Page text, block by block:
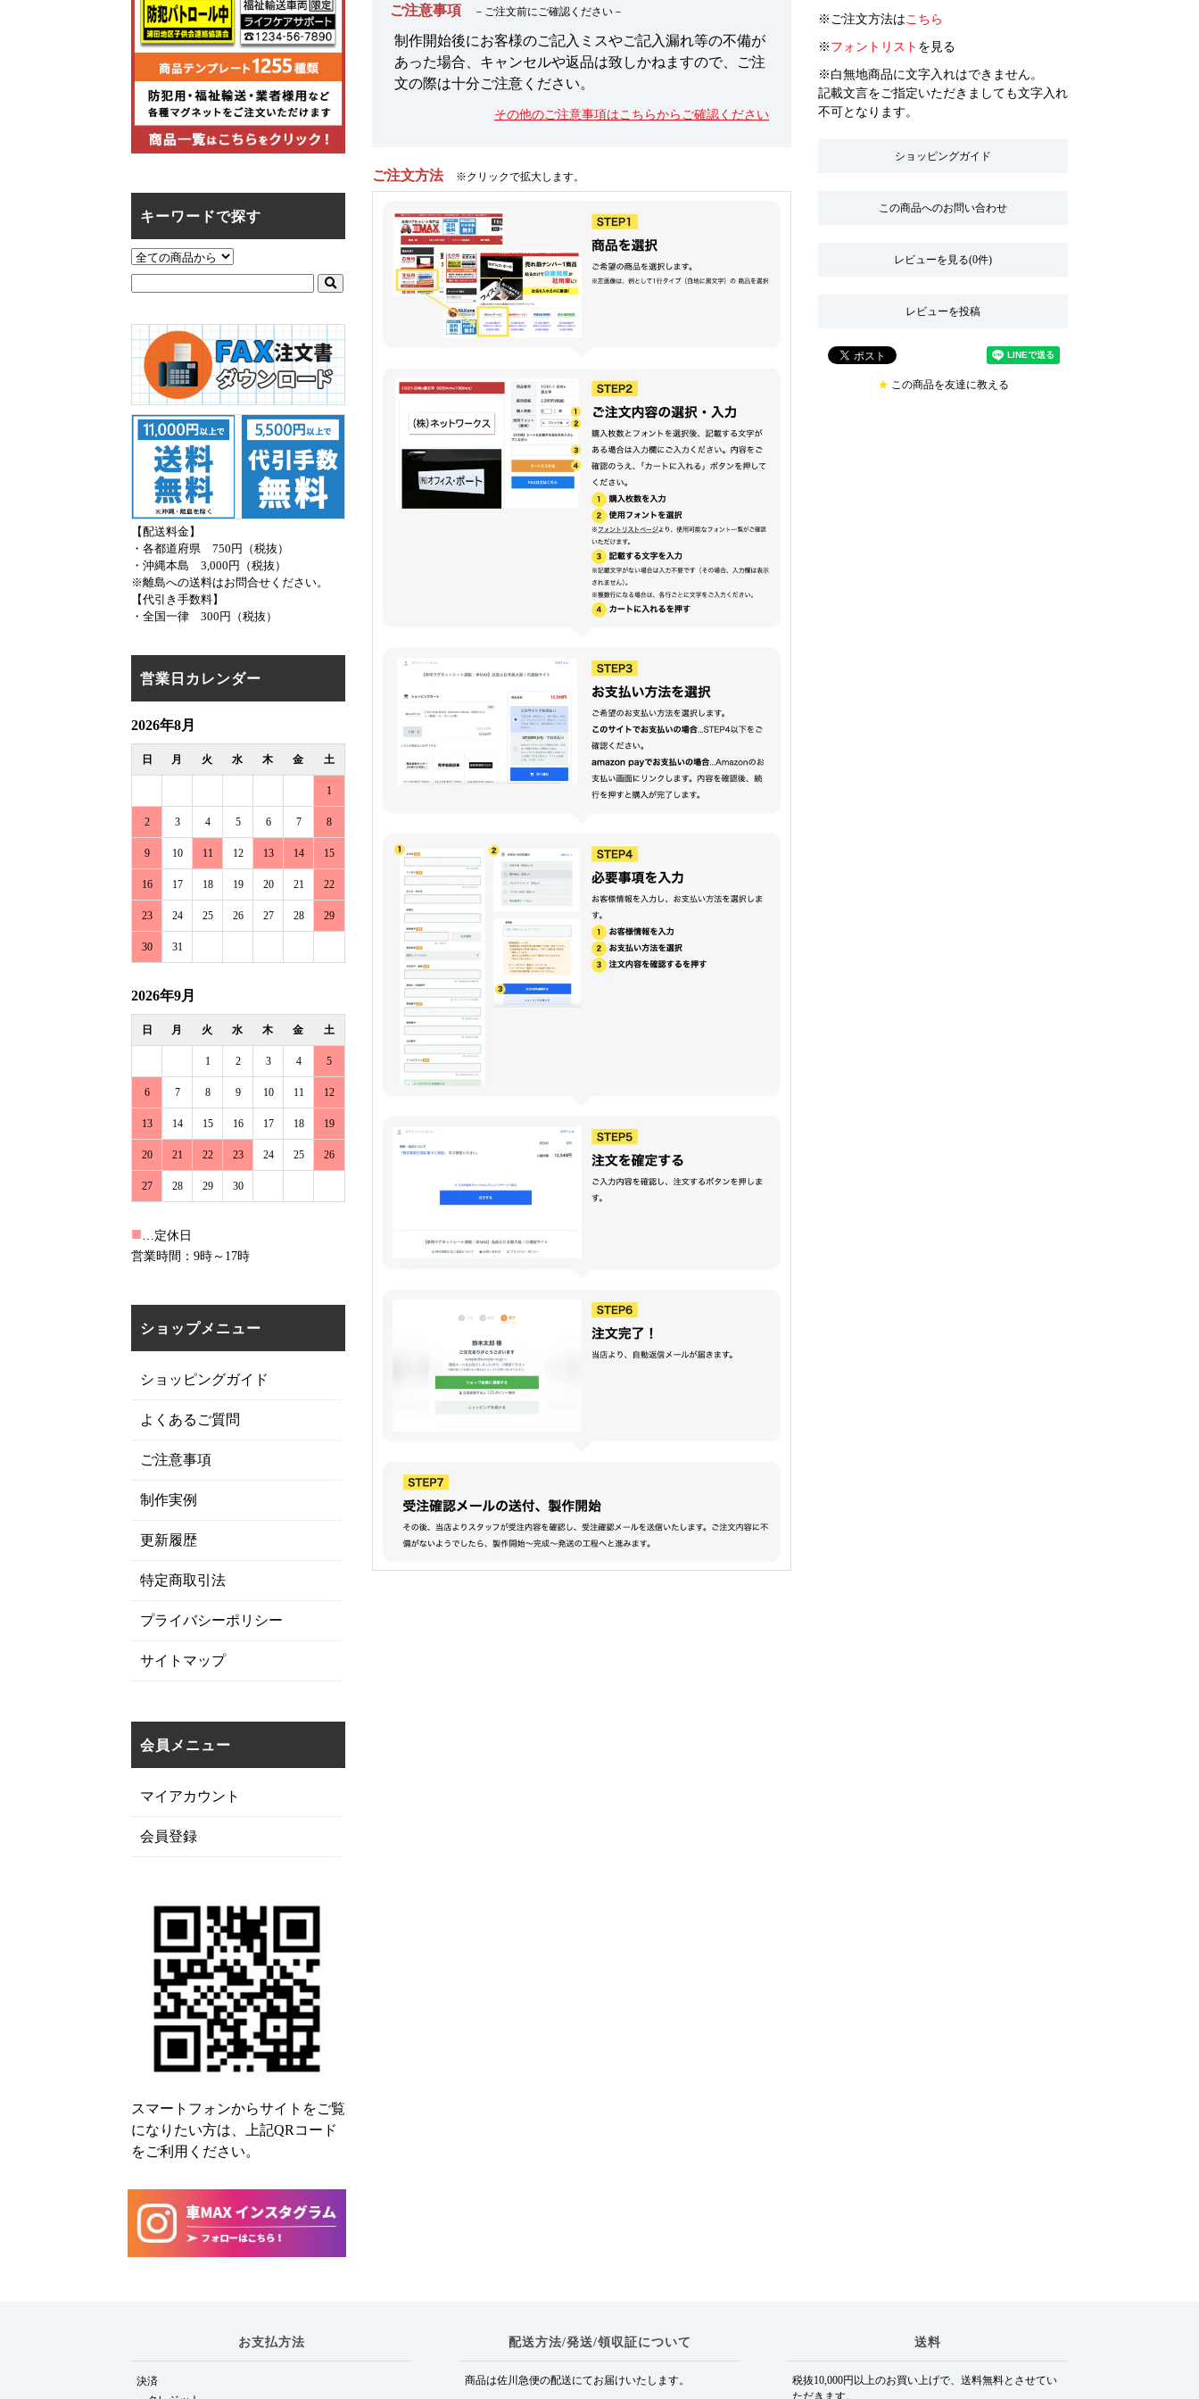
ご注意事項 －ご注文前にご確認ください－
制作開始後にお客様のご記入ミスやご記入漏れ等の不備が
あった場合、キャンセルや返品は致しかねますので、ご注
文の際は十分ご注意ください。
その他のご注意事項はこちらからご確認ください
ご注文方法 ※クリックで拡大します。
※ご注文方法は こちら
※ フォントリスト を見る
※白無地商品に文字入れはできません。
記載文言をご指定いただきましても文字入れ
不可となります。
ショッピングガイド
この商品へのお問い合わせ
レビューを見る(0件)
レビューを投稿
★ この商品を友達に教える
キーワードで探す
【配送料金】
・各都道府県 750円（税抜）
・沖縄本島 3,000円（税抜）
※離島への送料はお問合せください。
【代引き手数料】
・全国一律 300円（税抜）
営業日カレンダー
2026年8月
日 月 火 水 木 金 土
1
2 3 4 5 6 7 8
9 10 11 12 13 14 15
16 17 18 19 20 21 22
23 24 25 26 27 28 29
30 31
2026年9月
日 月 火 水 木 金 土
1 2 3 4 5
6 7 8 9 10 11 12
13 14 15 16 17 18 19
20 21 22 23 24 25 26
27 28 29 30
■ …定休日
営業時間：9時～17時
ショップメニュー
ショッピングガイド
よくあるご質問
ご注意事項
制作実例
更新履歴
特定商取引法
プライバシーポリシー
サイトマップ
会員メニュー
マイアカウント
会員登録
スマートフォンからサイトをご覧
になりたい方は、上記QRコード
をご利用ください。
お支払方法
決済
配送方法/発送/領収証について
商品は佐川急便の配送にてお届けいたします。
送料
税抜10,000円以上のお買い上げで、送料無料とさせてい